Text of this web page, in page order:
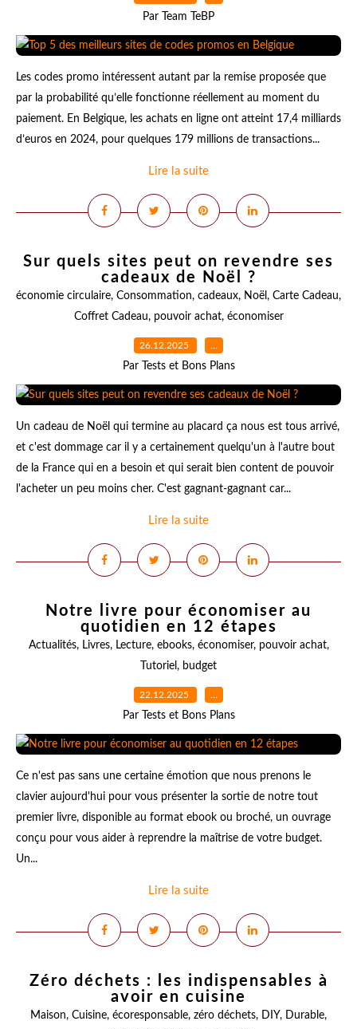
Par Team TeBP
Les codes promo intéressent autant par la remise proposée que
par la probabilité qu’elle fonctionne réellement au moment du
paiement. En Belgique, les achats en ligne ont atteint 17,4 milliards
d’euros en 2024, pour quelques 179 millions de transactions...
Lire la suite
Sur quels sites peut on revendre ses
cadeaux de Noël ?
économie circulaire, Consommation, cadeaux, Noël , Carte Cadeau,
Coffret Cadeau, pouvoir achat, économiser
26.12.2025 …
Par Tests et Bons Plans
Un cadeau de Noël qui termine au placard ça nous est tous arrivé,
et c'est dommage car il y a certainement quelqu'un à l'autre bout
de la France qui en a besoin et qui serait bien content de pouvoir
l'acheter un peu moins cher. C'est gagnant-gagnant car...
Lire la suite
Notre livre pour économiser au
quotidien en 12 étapes
Actualités, Livres, Lecture, ebooks, économiser, pouvoir achat,
Tutoriel , budget
22.12.2025 …
Par Tests et Bons Plans
Ce n'est pas sans une certaine émotion que nous prenons le
clavier aujourd'hui pour vous présenter la sortie de notre tout
premier livre, disponible au format ebook ou broché, un ouvrage
conçu pour vous aider à reprendre la maîtrise de votre budget.
Un...
Lire la suite
Zéro déchets : les indispensables à
avoir en cuisine
Maison, Cuisine, écoresponsable, zéro déchets, DIY, Durable,